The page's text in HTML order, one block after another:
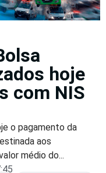
hoje
com NIS
o pagamento da
aos
médio do...